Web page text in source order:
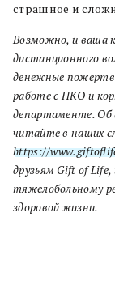
страшное и
Возможно, и ваша
дистанционного
денежные
работе с НКО и
департаменте. Об
читайте в наших
https://
друзьям Gift of
тяжелобольному
здоровой жизни.